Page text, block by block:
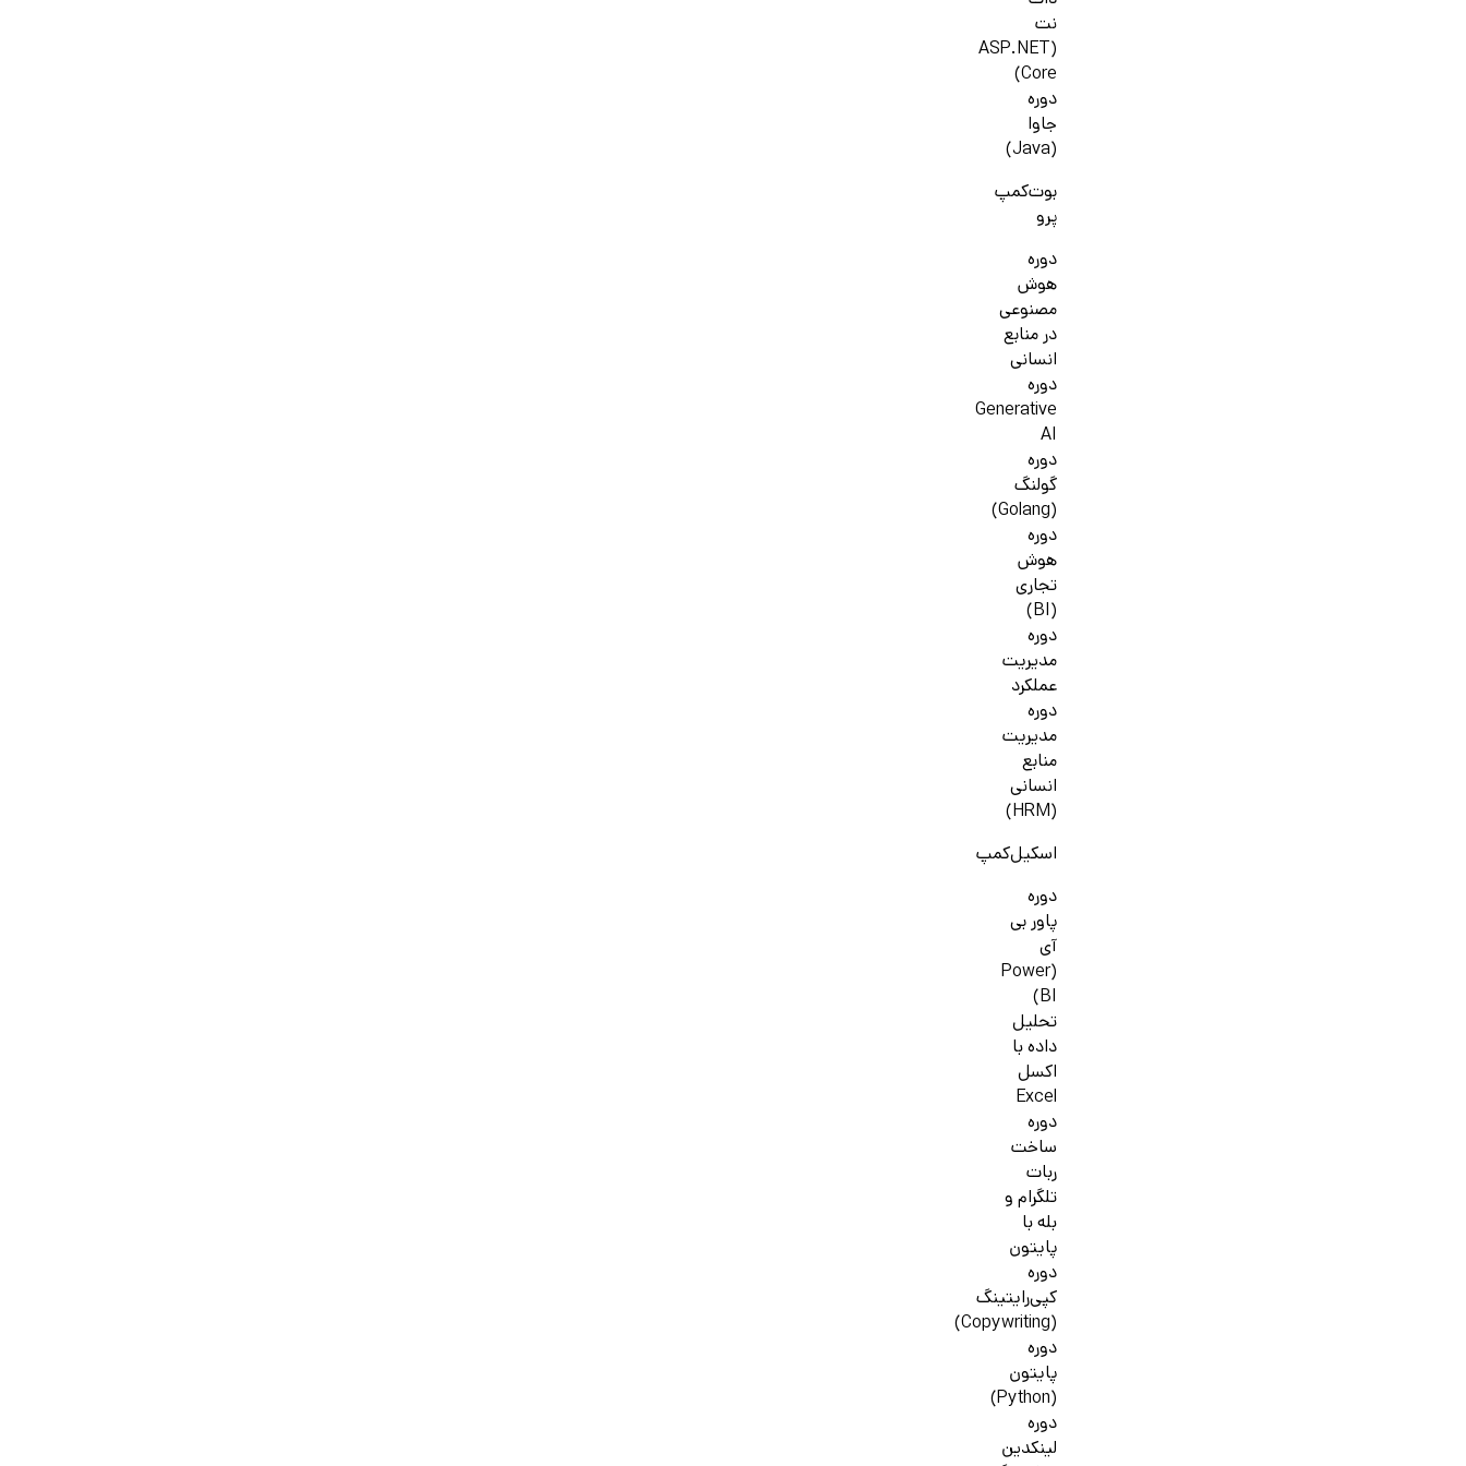
نت
(ASP.NET
Core)
دوره
جاوا
(Java)
بوت‌کمپ
پرو
دوره
هوش
مصنوعی
در منابع
انسانی
دوره
Generative
AI
دوره
گولنگ
(Golang)
دوره
هوش
تجاری
(BI)
دوره
مدیریت
عملکرد
دوره
مدیریت
منابع
انسانی
(HRM)
اسکیل‌کمپ
دوره
پاور بی
آی
(Power
BI)
تحلیل
داده با
اکسل
Excel
دوره
ساخت
ربات
تلگرام و
بله با
پایتون
دوره
کپی‌رایتینگ
(Copywriting)
دوره
پایتون
(Python)
دوره
لینکدین